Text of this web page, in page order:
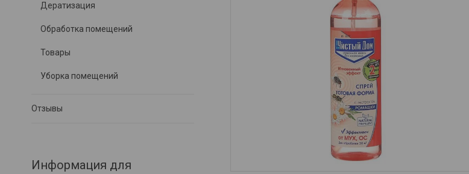
Дератизация
Обработка помещений
Товары
Уборка помещений
Отзывы
Информация для